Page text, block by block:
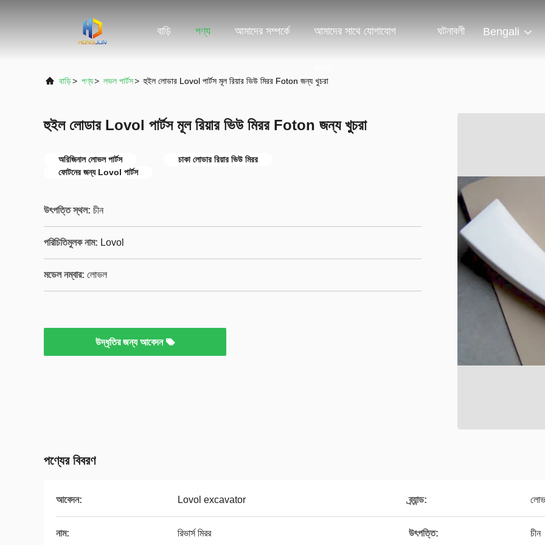
বাড়ি পণ্য আমাদের সম্পর্কে আমাদের সাথে যোগাযোগ ঘটনাবলী Bengali
বাড়ি> পণ্য> লভল পার্টস> হুইল লোডার Lovol পার্টস মূল রিয়ার ভিউ মিরর Foton জন্য খুচরা
হুইল লোডার Lovol পার্টস মূল রিয়ার ভিউ মিরর Foton জন্য খুচরা
অরিজিনাল লোভল পার্টস
চাকা লোডার রিয়ার ভিউ মিরর
ফোটনের জন্য Lovol পার্টস
উৎপত্তি স্থল: চীন
পরিচিতিমুলক নাম: Lovol
মডেল নম্বার: লোভল
উদ্ধৃতির জন্য আবেদন
পণ্যের বিবরণ
আবেদন: Lovol excavator ব্র্যান্ড:
নাম: রিভার্স মিরর উৎপত্তি: চীন